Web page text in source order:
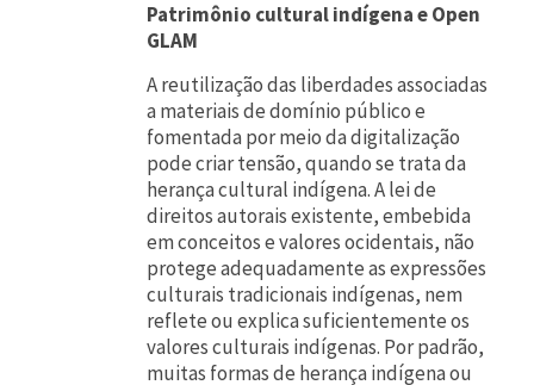
Patrimônio cultural indígena e Open
GLAM
A reutilização das liberdades associadas
a materiais de domínio público e
fomentada por meio da digitalização
pode criar tensão, quando se trata da
herança cultural indígena. A lei de
direitos autorais existente, embebida
em conceitos e valores ocidentais, não
protege adequadamente as expressões
culturais tradicionais indígenas, nem
reflete ou explica suficientemente os
valores culturais indígenas. Por padrão,
muitas formas de herança indígena ou